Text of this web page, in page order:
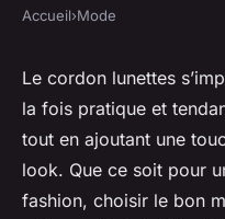
Cordon
stylé pour
sécurité
Eliott•25 juin 2025• 4 min
Accueil›Mode
Le cordon lunettes
la fois pratique et
tout en ajoutant une
look. Que ce soit pour
fashion, choisir le bon